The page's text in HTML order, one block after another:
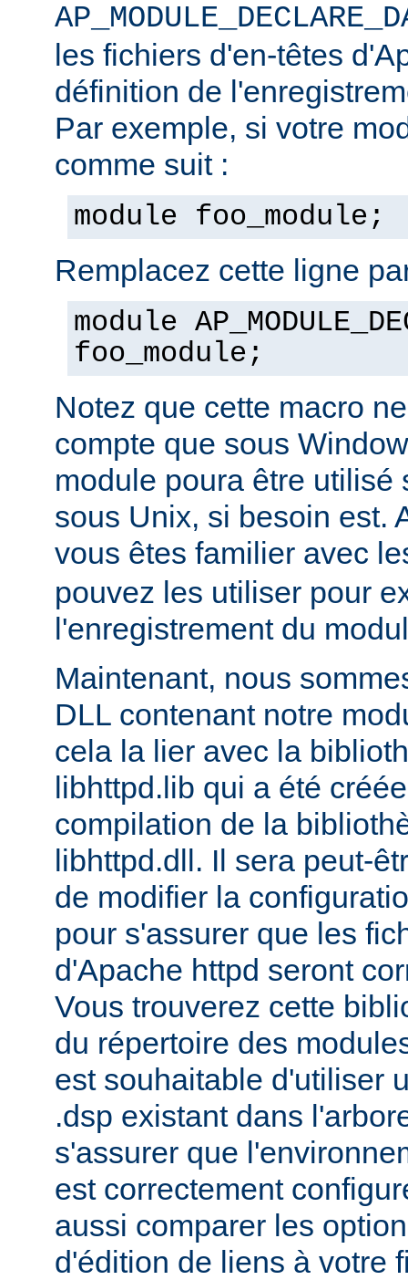
les fichiers d'en-têtes
définition de
Par exemple, si votre
comme suit :
module foo_module;
Remplacez cette ligne
module
foo_module;
Notez que cette macro
compte que sous
module poura être utilisé
sous Unix, si besoin est.
vous êtes familier avec
pouvez les utiliser pour
l'enregistrement du
Maintenant, nous
DLL contenant notre
cela la lier avec la
libhttpd.lib qui a été
compilation de la
libhttpd.dll. Il sera peut-
de modifier la
pour s'assurer que les
d'Apache httpd seront
Vous trouverez cette
du répertoire des
est souhaitable d'utiliser
.dsp existant dans
s'assurer que
est correctement
aussi comparer les
d'édition de liens à votre